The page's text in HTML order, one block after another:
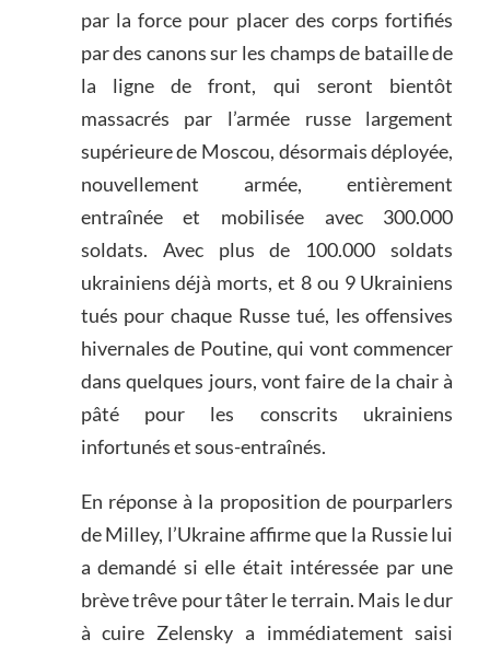
par la force pour placer des corps fortifiés
par des canons sur les champs de bataille de
la ligne de front, qui seront bientôt
massacrés par l’armée russe largement
supérieure de Moscou, désormais déployée,
nouvellement armée, entièrement
entraînée et mobilisée avec 300.000
soldats. Avec plus de 100.000 soldats
ukrainiens déjà morts, et 8 ou 9 Ukrainiens
tués pour chaque Russe tué, les offensives
hivernales de Poutine, qui vont commencer
dans quelques jours, vont faire de la chair à
pâté pour les conscrits ukrainiens
infortunés et sous-entraînés.
En réponse à la proposition de pourparlers
de Milley, l’Ukraine affirme que la Russie lui
a demandé si elle était intéressée par une
brève trêve pour tâter le terrain. Mais le dur
à cuire Zelensky a immédiatement saisi